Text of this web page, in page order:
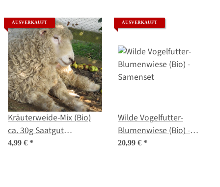
AUSVERKAUFT
Kräuterweide-Mix (Bio)
ca. 30g Saatgut
ausreichend für 10m²
4,99 € *
AUSVERKAUFT
Wilde Vogelfutter-
Blumenwiese (Bio) -
Samenset
20,99 € *